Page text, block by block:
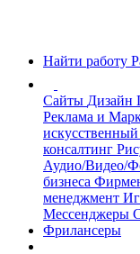
Найти работу
Сайты Дизайн
Реклама и
консалтинг
Аудио/Видео/
бизнеса
менеджмент
Мессенджеры
Фрилансеры